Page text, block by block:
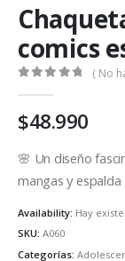
comics
( No
$48.990
🌸 Un diseño
mangas y espalda
Availability: Hay
SKU: A060
Categorías: